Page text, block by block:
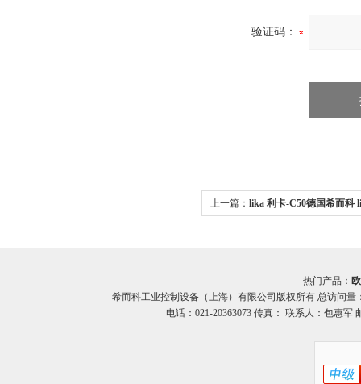
验证码：
上一篇： lika 利卡-C50德国希而科
热门产品：
希而科工业控制设备（上海）有限公司版权所有 总访问量
电话：021-20363073 传真： 联系人：包惠军